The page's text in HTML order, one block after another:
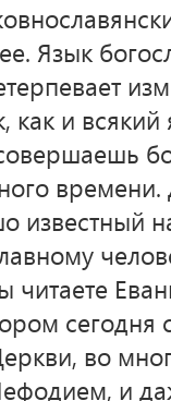
Язык
и всякий
известный
сегодня
во
и